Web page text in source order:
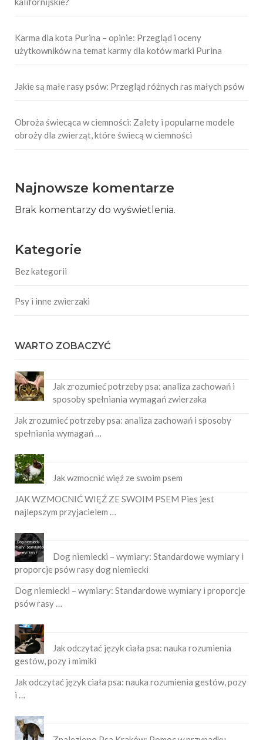
Karma dla kota Purina – opinie: Przegląd i oceny
użytkowników na temat karmy dla kotów marki Purina
Jakie są małe rasy psów: Przegląd różnych ras małych psów
Obroża świecąca w ciemności: Zalety i popularne modele
obroży dla zwierząt, które świecą w ciemności
Najnowsze komentarze
Brak komentarzy do wyświetlenia.
Kategorie
Bez kategorii
Psy i inne zwierzaki
WARTO ZOBACZYĆ
Jak zrozumieć potrzeby psa: analiza zachowań i
sposoby spełniania wymagań zwierzaka
Jak zrozumieć potrzeby psa: analiza zachowań i sposoby
spełniania wymagań …
Jak wzmocnić więź ze swoim psem
JAK WZMOCNIĆ WIĘŹ ZE SWOIM PSEM Pies jest
najlepszym przyjacielem …
Dog niemiecki – wymiary: Standardowe wymiary i
proporcje psów rasy dog niemiecki
Dog niemiecki – wymiary: Standardowe wymiary i proporcje
psów rasy …
Jak odczytać język ciała psa: nauka rozumienia
gestów, pozy i mimiki
Jak odczytać język ciała psa: nauka rozumienia gestów, pozy
i …